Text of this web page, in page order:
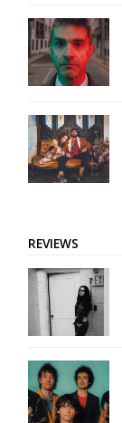
REVIEWS